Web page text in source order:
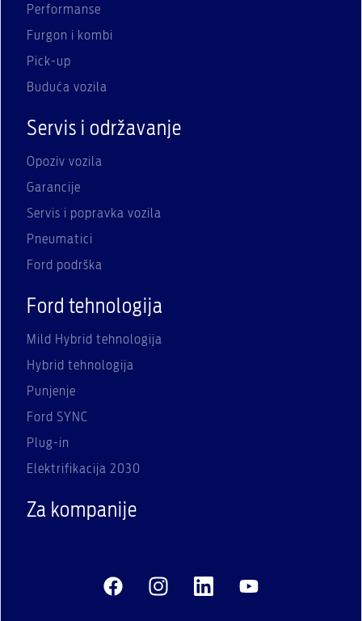
Performanse
Furgon i kombi
Pick-up
Buduća vozila
Servis i održavanje
Opoziv vozila
Garancije
Servis i popravka vozila
Pneumatici
Ford podrška
Ford tehnologija
Mild Hybrid tehnologija
Hybrid tehnologija
Punjenje
Ford SYNC
Plug-in
Elektrifikacija 2030
Za kompanije